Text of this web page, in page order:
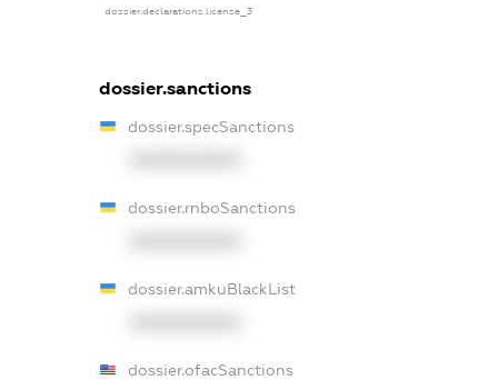
dossier.declarations.license_3
dossier.sanctions
dossier.specSanctions
dossier.rnboSanctions
dossier.amkuBlackList
dossier.ofacSanctions